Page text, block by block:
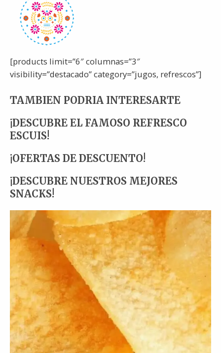
[products limit=”6″ columnas=”3″
visibility=”destacado” category=”jugos, refrescos”]
TAMBIEN PODRIA INTERESARTE
¡DESCUBRE EL FAMOSO REFRESCO
ESCUIS!
¡OFERTAS DE DESCUENTO!
¡DESCUBRE NUESTROS MEJORES
SNACKS!